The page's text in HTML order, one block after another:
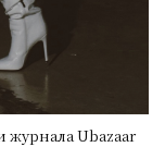
журнала Ubazaar